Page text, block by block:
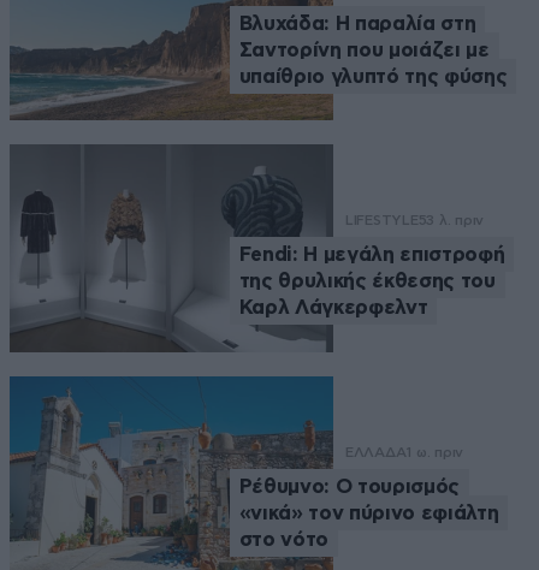
Βλυχάδα: Η παραλία στη
Σαντορίνη που μοιάζει με
υπαίθριο γλυπτό της φύσης
LIFESTYLE53 λ. πριν
Fendi: Η μεγάλη επιστροφή
της θρυλικής έκθεσης του
Καρλ Λάγκερφελντ
ΕΛΛΑΔΑ 1 ω. πριν
Ρέθυμνο: Ο τουρισμός
«νικά» τον πύρινο εφιάλτη
στο νότο